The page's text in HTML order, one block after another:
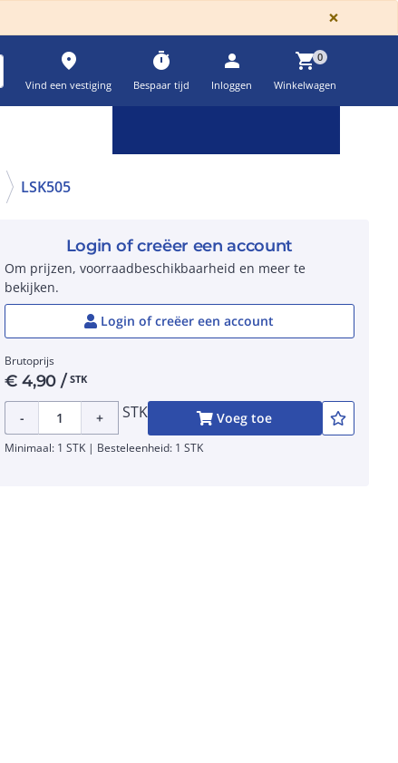
×
place
Vind een vestiging
timer
Bespaar tijd
person
Inloggen
shopping_cart0
Winkelwagen
LSK505
Login of creëer een account
Om prijzen, voorraadbeschikbaarheid en meer te
bekijken.
Login of creëer een account
Brutoprijs
€4,90 / STK
- + STK Voeg toe
Minimaal: 1 STK | Besteleenheid: 1 STK